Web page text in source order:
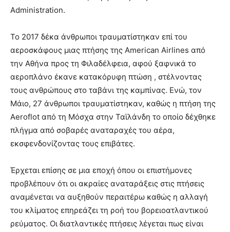
Administration.
Το 2017 δέκα άνθρωποι τραυματίστηκαν επί του
αεροσκάφους μιας πτήσης της American Airlines από
την Αθήνα προς τη Φιλαδέλφεια, αφού ξαφνικά το
αεροπλάνο έκανε κατακόρυφη πτώση , στέλνοντας
τους ανθρώπους στο ταβάνι της καμπίνας. Ενώ, τον
Μάιο, 27 άνθρωποι τραυματίστηκαν, καθώς η πτήση της
Aeroflot από τη Μόσχα στην Ταϊλάνδη το οποίο δέχθηκε
πλήγμα από σοβαρές αναταραχές του αέρα,
εκσφενδονίζοντας τους επιβάτες.
Έρχεται επίσης σε μια εποχή όπου οι επιστήμονες
προβλέπουν ότι οι ακραίες αναταράξεις στις πτήσεις
αναμένεται να αυξηθούν περαιτέρω καθώς η αλλαγή
του κλίματος επηρεάζει τη ροή του βορειοατλαντικού
ρεύματος. Οι διατλαντικές πτήσεις λέγεται πως είναι